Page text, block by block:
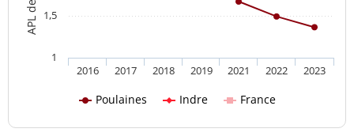
Poulaines Indre France
2016 2017 2018 2019 2021 2022 2023
1
1,5